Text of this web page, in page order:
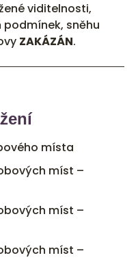
viditelnosti,
sněhu
ZAKÁZÁN.
místa
míst –
míst –
míst –